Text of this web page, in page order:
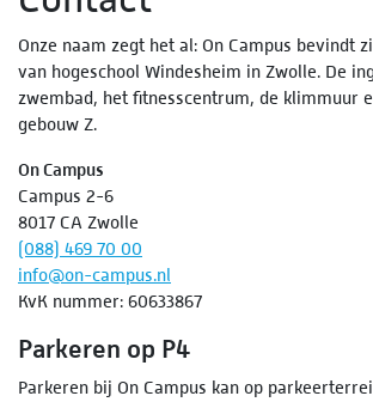
Onze naam zegt het al: On Campus bevindt
van hogeschool Windesheim in Zwolle. De
zwembad, het fitnesscentrum, de klimmuur
gebouw Z.
On Campus
Campus 2-6
8017 CA Zwolle
(088) 469 70 00
info@on-campus.nl
KvK nummer: 60633867
Parkeren op P4
Parkeren bij On Campus kan op